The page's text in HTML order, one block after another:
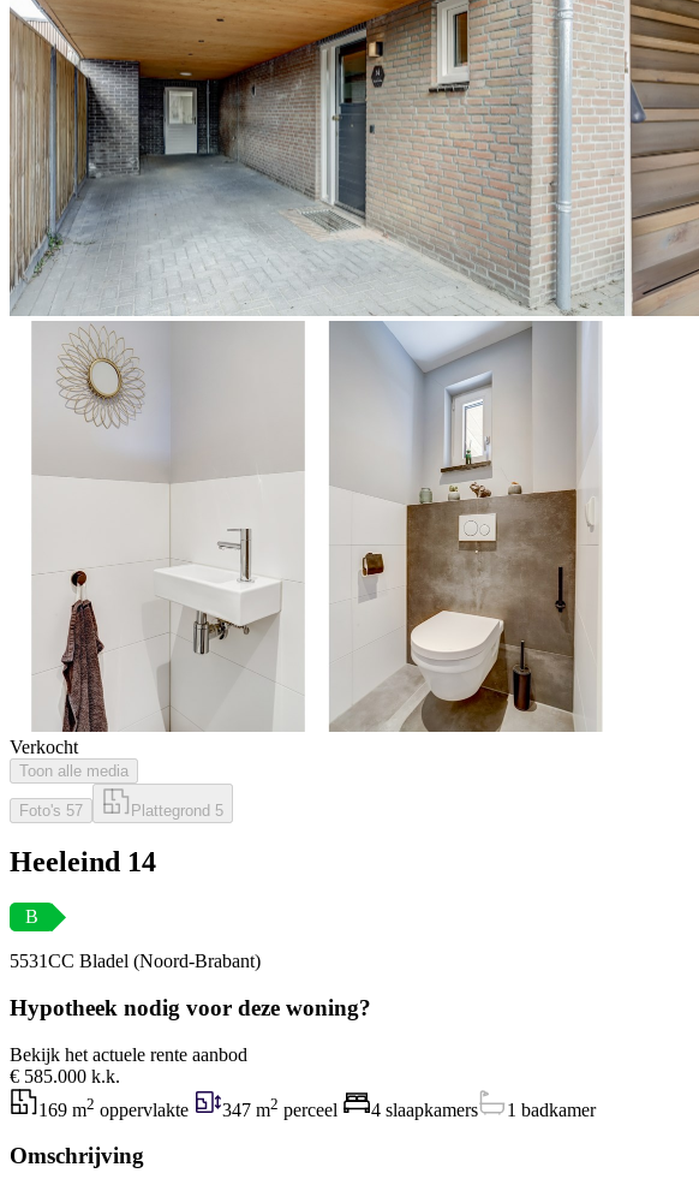
Verkocht
Toon alle media
Foto's 57 Plattegrond 5
Heeleind 14
B
5531CC Bladel (Noord-Brabant)
Hypotheek nodig voor deze woning?
Bekijk het actuele rente aanbod
€ 585.000 k.k.
169 m2 oppervlakte 347 m2 perceel 4 slaapkamers 1 badkamer
Omschrijving